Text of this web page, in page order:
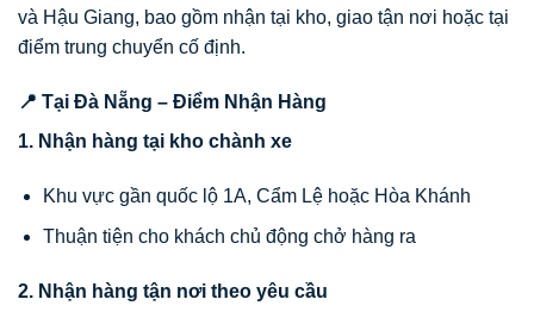
và Hậu Giang, bao gồm nhận tại kho, giao tận nơi hoặc tại
điểm trung chuyển cố định.
📍 Tại Đà Nẵng – Điểm Nhận Hàng
1. Nhận hàng tại kho chành xe
Khu vực gần quốc lộ 1A, Cẩm Lệ hoặc Hòa Khánh
Thuận tiện cho khách chủ động chở hàng ra
2. Nhận hàng tận nơi theo yêu cầu